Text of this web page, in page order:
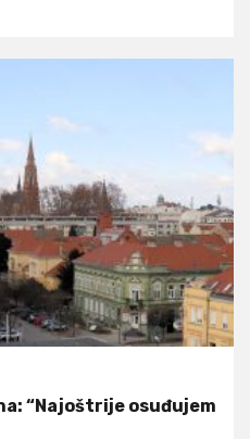
“Najoštrije osuđujem